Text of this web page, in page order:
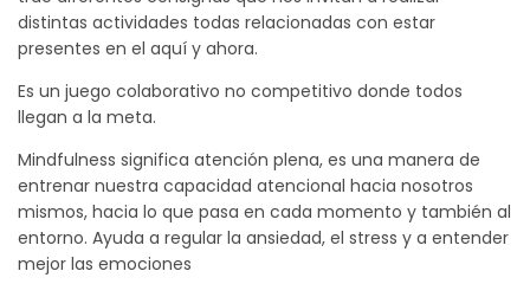
distintas actividades todas relacionadas con estar
presentes en el aquí y ahora.
Es un juego colaborativo no competitivo donde todos
llegan a la meta.
Mindfulness significa atención plena, es una manera de
entrenar nuestra capacidad atencional hacia nosotros
mismos, hacia lo que pasa en cada momento y también al
entorno. Ayuda a regular la ansiedad, el stress y a entender
mejor las emociones